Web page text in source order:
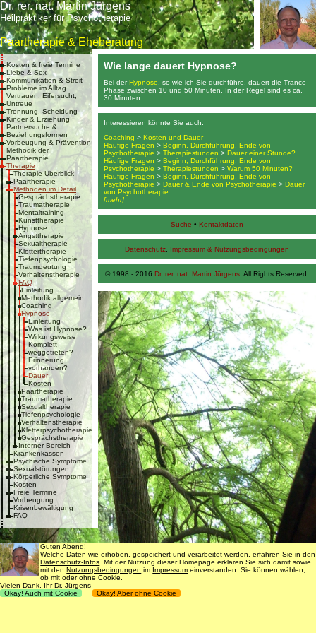
Dr. rer. nat. Martin Jürgens
Heilpraktiker für Psychotherapie
Paartherapie & Eheberatung
Kosten & freie Termine
Liebe & Sex
Kommunikation & Streit
Probleme im Alltag
Vertrauen, Eifersucht,
Untreue
Trennung, Scheidung
Kinder & Erziehung
Partnersuche &
Beziehungsformen
Vorbeugung & Prävention
Methodik der
Paartherapie
Therapie
Therapie-Überblick
Paartherapie
Methoden im Detail
Gesprächstherapie
Traumatherapie
Mentaltraining
Kunsttherapie
Hypnose
Angsttherapie
Sexualtherapie
Klettertherapie
Tiefenpsychologie
Traumdeutung
Verhaltenstherapie
FAQ
Einleitung
Methodik allgemein
Coaching
Hypnose
Einleitung
Was ist Hypnose?
Wirkungsweise
Komplett
weggetreten?
Erinnerung
vorhanden?
Dauer
Kosten
Paartherapie
Traumatherapie
Sexualtherapie
Tiefenpsychologie
Verhaltenstherapie
Kletterpsychotherapie
Gesprächstherapie
Interner Bereich
Krankenkassen
Psychische Symptome
Sexualstörungen
Körperliche Symptome
Kosten
Freie Termine
Vorbeugung
Krisenbewältigung
FAQ
Wie lange dauert Hypnose?
Bei derHypnose , so wie ich Sie durchführe, dauert die Trance-
Phase zwischen 10 und 50 Minuten. In der Regel sind es ca.
30 Minuten.
Interessieren könnte Sie auch:
Coaching > Kosten und Dauer
Häufige Fragen > Beginn, Durchführung, Ende von
Psychotherapie > Therapiestunden > Dauer einer Stunde?
Häufige Fragen > Beginn, Durchführung, Ende von
Psychotherapie > Therapiestunden > Warum 50 Minuten?
Häufige Fragen > Beginn, Durchführung, Ende von
Psychotherapie > Dauer & Ende von Psychotherapie > Dauer
von Psychotherapie
[mehr]
Suche • Kontaktdaten
Datenschutz Impressum & Nutzungsbedingungen
© 1998 - 2016 Dr. rer. nat. Martin Jürgens . All Rights Reserved.
Guten Abend!
Welche Daten wie erhoben, gespeichert und verarbeitet werden, erfahren Sie in den
Datenschutz-Infos . Mit der Nutzung dieser Homepage erklären Sie sich damit sowie
mit denNutzungsbedingungen im Impressum einverstanden. Sie können wählen,
ob mit oder ohne Cookie.
Vielen Dank, Ihr Dr. Jürgens
Okay! Auch mit Cookie
Okay! Aber ohne Cookie